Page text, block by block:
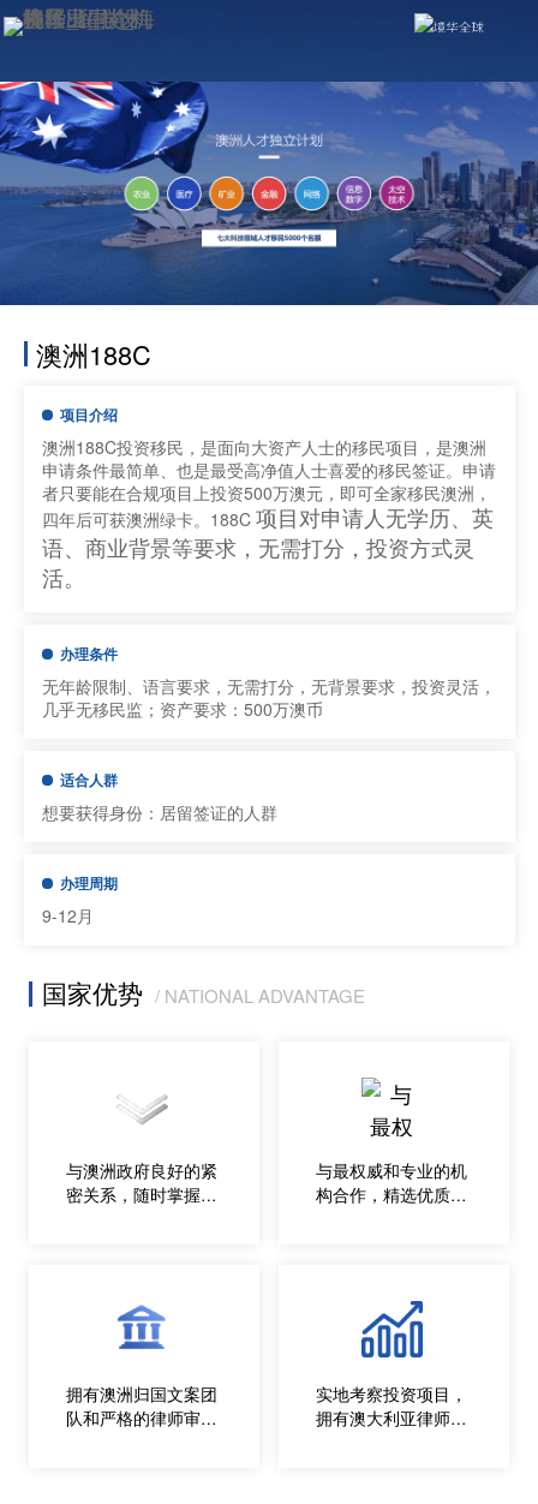
澳洲188C
项目介绍
澳洲188C投资移民，是面向大资产人士的移民项目，是澳洲
申请条件最简单、也是最受高净值人士喜爱的移民签证。申请
者只要能在合规项目上投资500万澳元，即可全家移民澳洲，
四年后可获澳洲绿卡。188C项目对申请人无学历、英
语、商业背景等要求，无需打分，投资方式灵
活。
办理条件
无年龄限制、语言要求，无需打分，无背景要求，投资灵活，
几乎无移民监；资产要求：500万澳币
适合人群
想要获得身份：居留签证的人群
办理周期
9-12月
国家优势 / NATIONAL ADVANTAGE
与澳洲政府良好的紧
密关系，随时掌握移
与最权威和专业的机
构合作，精选优质移
拥有澳洲归国文案团
队和严格的律师审核
实地考察投资项目，
拥有澳大利亚律师常